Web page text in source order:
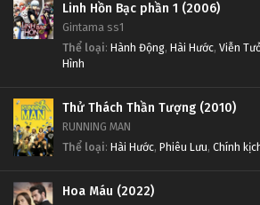
Linh Hồn Bạc phần 1 (2006)
Gintama ss1
Thể loại: Hành Động, Hài Hước, Viễn
Hình
Thử Thách Thần Tượng (2010)
RUNNING MAN
Thể loại: Hài Hước, Phiêu Lưu, Chính
Hoa Máu (2022)